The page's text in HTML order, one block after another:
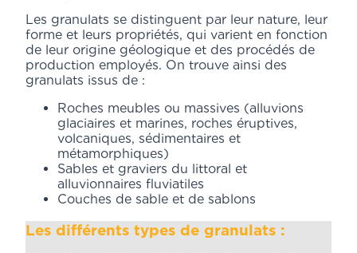
Les granulats se distinguent par leur nature, leur
forme et leurs propriétés, qui varient en fonction
de leur origine géologique et des procédés de
production employés. On trouve ainsi des
granulats issus de :
Roches meubles ou massives (alluvions
glaciaires et marines, roches éruptives,
volcaniques, sédimentaires et
métamorphiques)
Sables et graviers du littoral et
alluvionnaires fluviatiles
Couches de sable et de sablons
Les différents types de granulats :